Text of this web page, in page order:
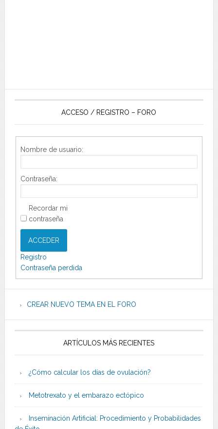
ACCESO / REGISTRO – FORO
Nombre de usuario:
Contraseña:
Recordar mi
contraseña
ACCEDER
Registro
Contraseña perdida
CREAR NUEVO TEMA EN EL FORO
ARTÍCULOS MÁS RECIENTES
¿Cómo calcular los días de ovulación?
Metotrexato y el embarazo ectópico
Inseminación Artificial: Procedimiento y Probabilidades